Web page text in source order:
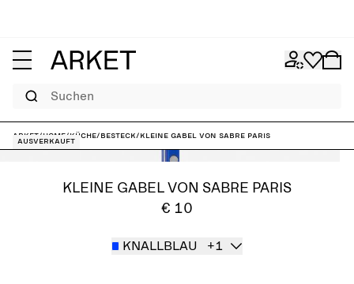
Suchen
ARKET/Home/Küche/Besteck/Kleine Gabel von Sabre Paris
Ausverkauft
KLEINE GABEL VON SABRE PARIS
€ 10
KNALLBLAU +1